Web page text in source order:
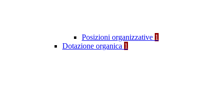
Posizioni organizzative 1
Dotazione organica 1